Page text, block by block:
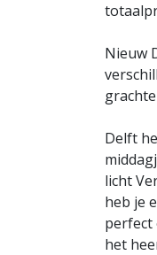
Nieuw
Delft
licht
heb je
perfect
het